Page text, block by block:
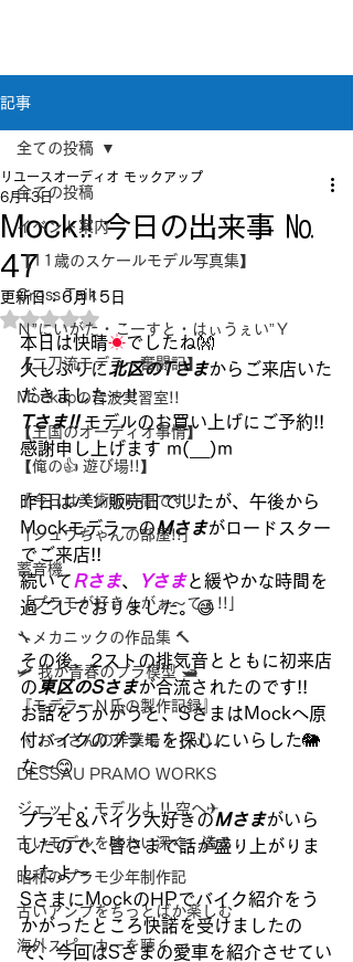
記事
全ての投稿
イベント案内
【11歳のスケールモデル写真集】
Cross Taik
Ｎ”にいがた・こーすと・はぃうぇい”Ｙ
【二刀流モデラー奮闘記】
Mockupの音波実習室!!
【王国のオーディオ事情】
【俺の👍 遊び場!!】
『今日は美術の時間です!!』
「シュウちゃんの部屋!!」
蓄音機
「プラモが好きんがぁ～てぇ!!」
🔧メカニックの作品集 🔨
🛩 我が青春のプラ模型 🛥
『モデラーＮ氏の製作記録』
《 おっさんの作業場 》('ω')ノ
DESSAU PRAMO WORKS
ジェット・モデルよ !! 空へ✈
古いモデルを味わい深く…造る
昭和のプラモ少年制作記
古いアンプをちっとばか楽しむ
海外スピーカーを聴く
全ての投稿
Mock!! 今日の出来事 №
47
リユースオーディオ モックアップ
6月13日
更新日：6月15日
5つ星のうちNaNと評価されています。
本日は快晴☀でしたね👐
久しぶりに北区のTさまからご来店いた
だきました～!!
Tさま!! モデルのお買い上げにご予約!!
感謝申し上げます m(__)m
昨日はパン販売日でしたが、午後から
MockモデラーのMさまがロードスター
でご来店!!
続いて Rさま、 Yさまと緩やかな時間を
過ごしておりました。😄
その後、2ストの排気音とともに初来店
の東区のSさまが合流されたのです!!
お話をうかがうと、SさまはMockへ原
付バイクのプラモを探しにいらした🐘
な～😊
プラモ＆バイク大好きのMさまがいら
したので、皆さまで話が盛り上がりま
したよ～
SさまにMockのHPでバイク紹介をう
かがったところ快諾を受けましたの
で、今回はSさまの愛車を紹介させてい